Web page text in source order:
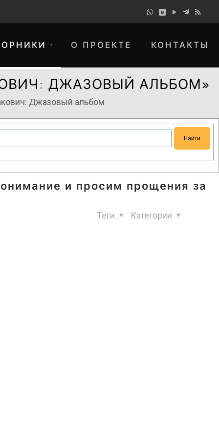
О ПРОЕКТЕ КОНТАКТЫ
ДЖАЗОВЫЙ АЛЬБОМ»
Джазовый альбом
и просим прощения за
Категории
Теги